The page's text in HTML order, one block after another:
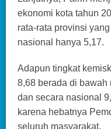
ekonomi kota tahun
rata-rata provinsi
nasional hanya 5,17.
Adapun tingkat
8,68 berada di bawah
dan secara nasional
karena hebatnya
seluruh masyarakat.